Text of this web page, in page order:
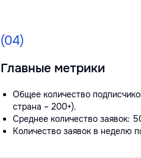
(04)
Главные метрики
Общее количество
страна – 200+).
Среднее количество заявок:
Количество заявок в неделю